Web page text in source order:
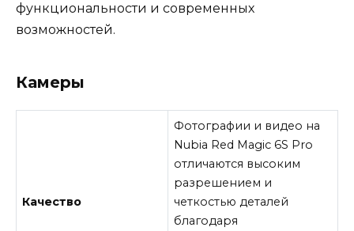
функциональности и современных
возможностей.
Камеры
Качество
Фотографии и видео на
Nubia Red Magic 6S Pro
отличаются высоким
разрешением и
четкостью деталей
благодаря